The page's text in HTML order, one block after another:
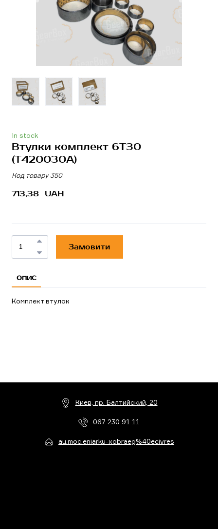
In stock
Втулки комплект 6Т30
(T420030A)
Код товару 350
713,38  UAH
Замовити
ОПИС
Комплект втулок
Киев, пр. Балтийский, 20
067 230 91 11
au.moc.eniarku-xobraeg%40ecivres